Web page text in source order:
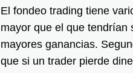
El fondeo trading tiene
mayor que el que tendrían
mayores ganancias.
que si un trader pierde